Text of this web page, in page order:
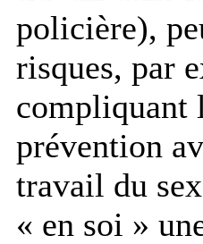
policière),
risques, par
compliquant
prévention
travail du
« en soi »